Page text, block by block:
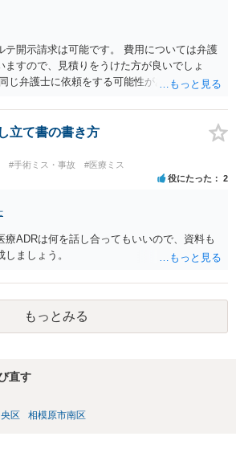
テ開示請求は可能です。 費用については弁護
ますので、見積りをうけた方が良いでしょ
じ弁護士に依頼をする可能性がある場合に
ます。
立て書の書き方
#手術ミス・事故 #医療ミス
役にたった 2
療ADRは何を話し合ってもいいので、資料も
ましょう。
もっとみる
直す
区 相模原市南区